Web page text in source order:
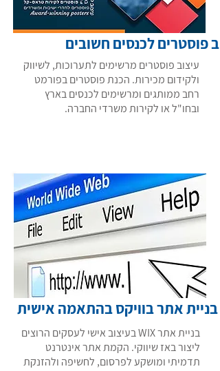
פוסטרים לכנסים חשובים
עיצוב פוסטרים מרשימים לתערוכות, לשיווק
ולקידום מכירות. הכנת פוסטרים בפורמט
רחב ממותגים ומרשימים לכנסים בארץ
ובחו"ל או לקירות משרדי החברה.
בניית אתר בוויקס בהתאמה אישית
בניית אתר WIX בעיצוב אישי לעסקים הרוצים
ליצור באז שיווקי. הקמת אתר אינטרנט
תדמיתי ומושקע לפרסום, לחשיפה ולהזנקת